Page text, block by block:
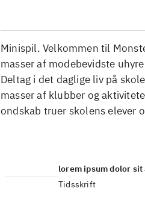
Minispil. Velkommen til
masser af modebevidste
Deltag i det daglige liv på
masser af klubber og
ondskab truer skolens elever
lorem ipsum dolor sit
Tidsskrift